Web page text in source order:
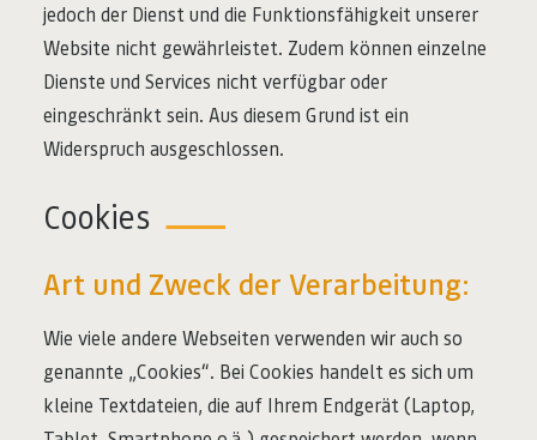
jedoch der Dienst und die Funktionsfähigkeit unserer
Website nicht gewährleistet. Zudem können einzelne
Dienste und Services nicht verfügbar oder
eingeschränkt sein. Aus diesem Grund ist ein
Widerspruch ausgeschlossen.
Cookies
Art und Zweck der Verarbeitung:
Wie viele andere Webseiten verwenden wir auch so
genannte „Cookies“. Bei Cookies handelt es sich um
kleine Textdateien, die auf Ihrem Endgerät (Laptop,